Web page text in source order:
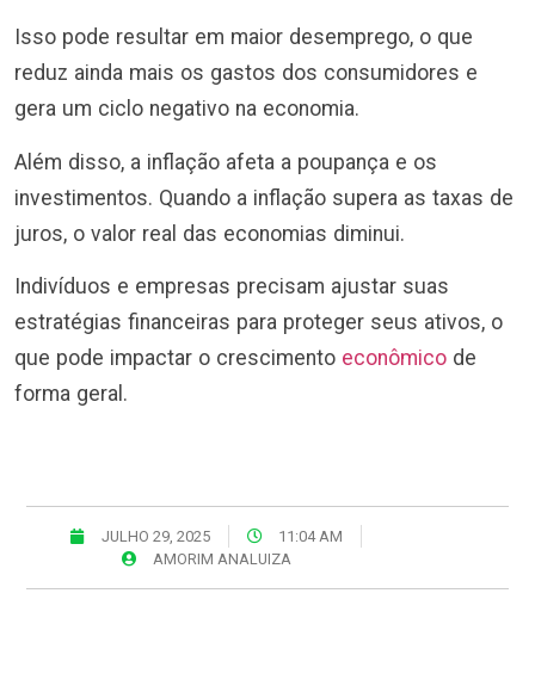
Isso pode resultar em maior desemprego, o que
reduz ainda mais os gastos dos consumidores e
gera um ciclo negativo na economia.
Além disso, a inflação afeta a poupança e os
investimentos. Quando a inflação supera as taxas de
juros, o valor real das economias diminui.
Indivíduos e empresas precisam ajustar suas
estratégias financeiras para proteger seus ativos, o
que pode impactar o crescimento econômico de
forma geral.
JULHO 29, 2025
11:04 AM
AMORIM ANALUIZA